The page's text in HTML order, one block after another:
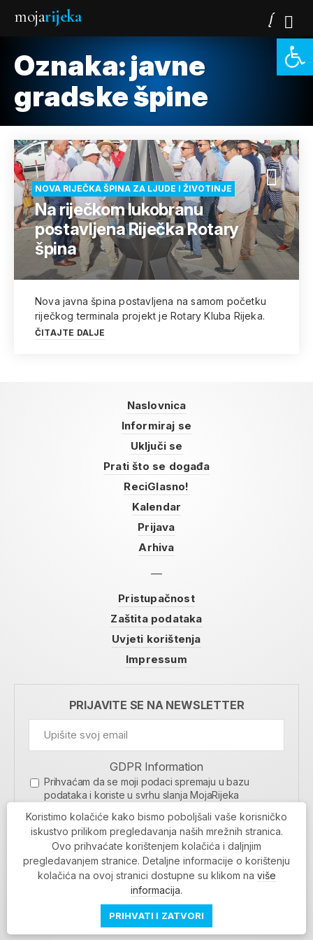
mojarijeka
Oznaka:javne
gradske špine
NOVA RIJEČKA ŠPINA ZA LJUDE I ŽIVOTINJE
Na riječkom lukobranu
postavljena Riječka Rotary
špina
Nova javna špina postavljena na samom početku
riječkog terminala projekt je Rotary Kluba Rijeka.
ČITAJTE DALJE
Naslovnica
Informiraj se
Uključi se
Prati što se događa
ReciGlasno!
Kalendar
Prijava
Arhiva
Pristupačnost
Zaštita podataka
Uvjeti korištenja
Impressum
PRIJAVITE SE NA NEWSLETTER
GDPR Information
Prihvaćam da se moji podaci spremaju u bazu
podataka i koriste u svrhu slanja MojaRijeka
MOJARIJEKA NEWSLETTER
PRIJAVI SE
Povratak na vrh
Koristimo kolačiće kako bismo poboljšali vaše korisničko
iskustvo prilikom pregledavanja naših mrežnih stranica.
Ovo prihvaćate korištenjem kolačića i daljnjim
pregledavanjem stranice. Detaljne informacije o korištenju
kolačića na ovoj stranici dostupne su klikom na više
informacija.
PRIHVATI I ZATVORI